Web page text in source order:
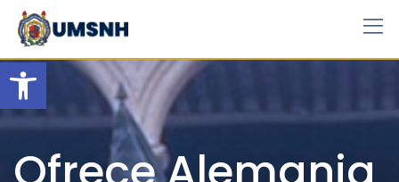
Open toolbar
Skip
content